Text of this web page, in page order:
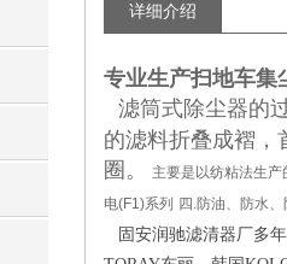
详细介绍
专业生产扫地车集
滤筒式除尘器的
的滤料折叠成褶，
圈。
主要是以纺粘法生
电(F1)系列 四 .防油、防水、
固安润驰滤清器厂多年